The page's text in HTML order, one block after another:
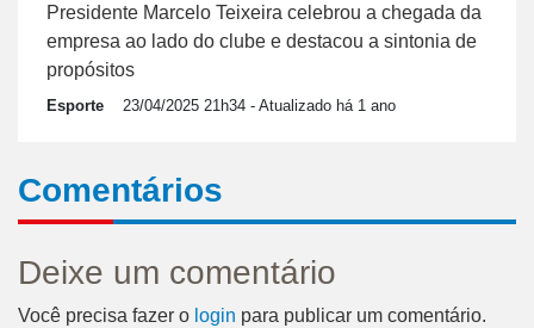
Presidente Marcelo Teixeira celebrou a chegada da
empresa ao lado do clube e destacou a sintonia de
propósitos
Esporte 23/04/2025 21h34 - Atualizado há 1 ano
Comentários
Deixe um comentário
Você precisa fazer o login para publicar um comentário.